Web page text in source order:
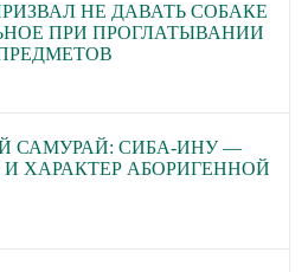
НЕ ДАВАТЬ СОБАКЕ
ПРИ ПРОГЛАТЫВАНИИ
САМУРАЙ: СИБА-ИНУ —
ХАРАКТЕР АБОРИГЕННОЙ